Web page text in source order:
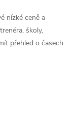
nízké ceně a
školy,
přehled o časech